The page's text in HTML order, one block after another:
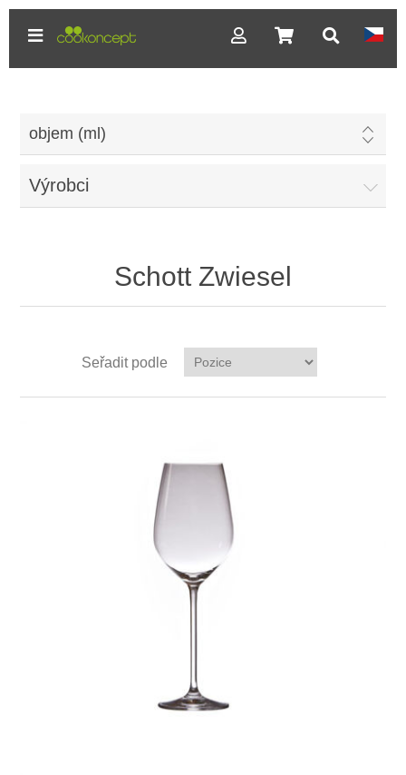
objem (ml)
Výrobci
Schott Zwiesel
Seřadit podle